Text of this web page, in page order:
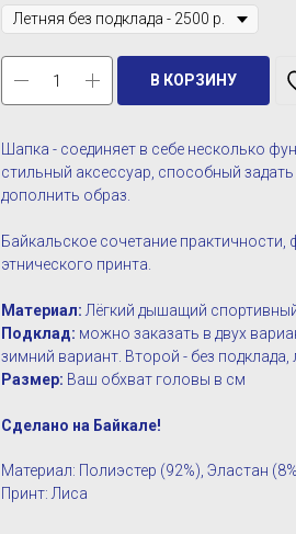
В КОРЗИНУ
Шапка - соединяет в себе несколько
стильный аксессуар, способный
дополнить образ.
Байкальское сочетание
этнического принта.
Материал:Лёгкий дышащий
Подклад: можно заказать в двух
зимний вариант. Второй - без
Размер: Ваш обхват головы в см
Сделано на Байкале!
Материал: Полиэстер (92%), Эластан
Принт: Лиса